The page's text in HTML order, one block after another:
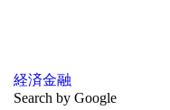
経済金融
Search by Google